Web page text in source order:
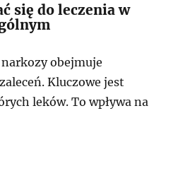
się do leczenia w
obejmuje
Kluczowe jest
leków. To wpływa na